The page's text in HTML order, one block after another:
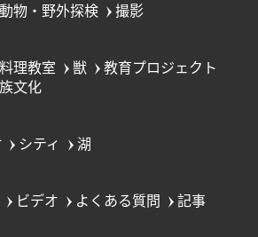
物・野外探検 撮影
理教室 獣
教育プロジェクト
文化
シティ 湖
ビデオ よくある質問 記事